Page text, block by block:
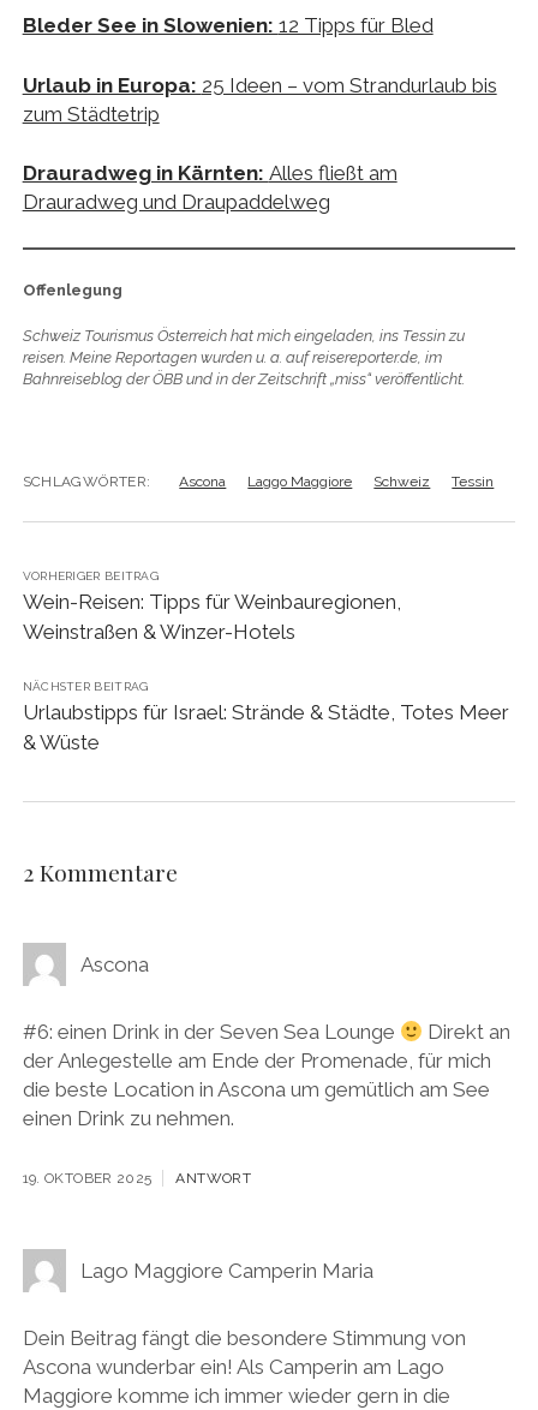
Bleder See in Slowenien: 12 Tipps für Bled
Urlaub in Europa: 25 Ideen – vom Strandurlaub bis
zum Städtetrip
Drauradweg in Kärnten: Alles fließt am
Drauradweg und Draupaddelweg
Offenlegung
Schweiz Tourismus Österreich hat mich eingeladen, ins Tessin zu
reisen. Meine Reportagen wurden u. a. auf reisereporter.de, im
Bahnreiseblog der ÖBB und in der Zeitschrift „miss“ veröffentlicht.
SCHLAGWÖRTER: Ascona Laggo Maggiore Schweiz Tessin
VORHERIGER BEITRAG
Wein-Reisen: Tipps für Weinbauregionen,
Weinstraßen & Winzer-Hotels
NÄCHSTER BEITRAG
Urlaubstipps für Israel: Strände & Städte, Totes Meer
& Wüste
2 Kommentare
Ascona
#6: einen Drink in der Seven Sea Lounge
Direkt an
der Anlegestelle am Ende der Promenade, für mich
die beste Location in Ascona um gemütlich am See
einen Drink zu nehmen.
19. OKTOBER 2025 ANTWORT
Lago Maggiore Camperin Maria
Dein Beitrag fängt die besondere Stimmung von
Ascona wunderbar ein! Als Camperin am Lago
Maggiore komme ich immer wieder gern in die